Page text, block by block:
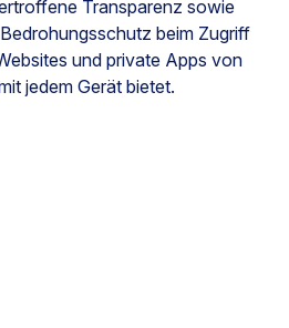
Transparenz sowie
beim Zugriff
und private Apps von
jedem Gerät bietet.